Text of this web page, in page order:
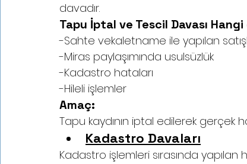
davadır.
Tapu İptal ve Tescil Davası
-Sahte vekaletname ile yapılan
-Miras paylaşımında usulsüzlük
-Kadastro hataları
-Hileli işlemler
Amaç:
Tapu kaydının iptal edilerek gerçek
Kadastro Davaları
Kadastro işlemleri sırasında yapılan